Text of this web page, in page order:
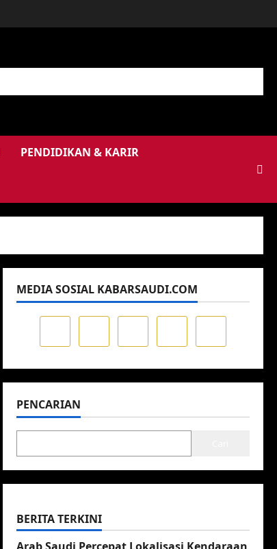
PENDIDIKAN & KARIR
MEDIA SOSIAL KABARSAUDI.COM
PENCARIAN
BERITA TERKINI